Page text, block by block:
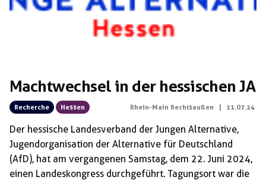
Machtwechsel in der hessischen JA
Recherche Hessen Rhein-Main Rechtsaußen 11.07.24
Der hessische Landesverband der Jungen Alternative,
Jugendorganisation der Alternative für Deutschland
(AfD), hat am vergangenen Samstag, dem 22. Juni 2024,
einen Landeskongress durchgeführt. Tagungsort war die